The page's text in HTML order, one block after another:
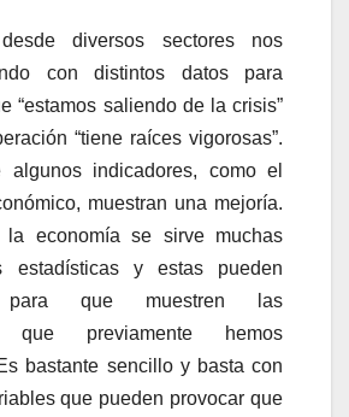
diversos sectores nos
con distintos datos para
“estamos saliendo de la crisis”
“tiene raíces vigorosas”.
algunos indicadores, como el
muestran una mejoría.
la economía se sirve muchas
estadísticas y estas pueden
para que muestren las
que previamente hemos
bastante sencillo y basta con
que pueden provocar que